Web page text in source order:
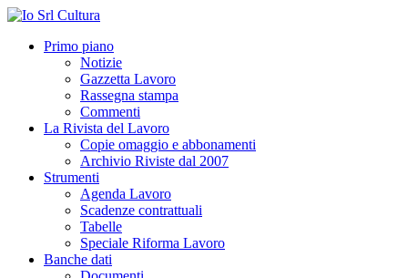
Primo piano
Notizie
Gazzetta Lavoro
Rassegna stampa
Commenti
La Rivista del Lavoro
Copie omaggio e abbonamenti
Archivio Riviste dal 2007
Strumenti
Agenda Lavoro
Scadenze contrattuali
Tabelle
Speciale Riforma Lavoro
Banche dati